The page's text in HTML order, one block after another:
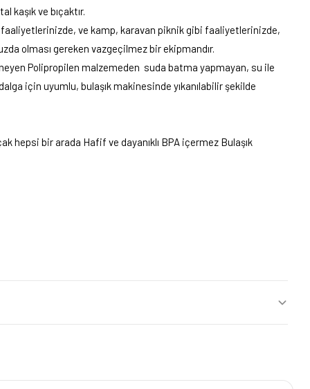
kaşık ve bıçaktır.
ve kamp, karavan piknik gibi faaliyetlerinizde,
olması gereken vazgeçilmez bir ekipmandır.
Polipropilen malzemeden suda batma yapmayan, su ile
için uyumlu, bulaşık makinesinde yıkanılabilir şekilde
hepsi bir arada Hafif ve dayanıklı BPA içermez Bulaşık